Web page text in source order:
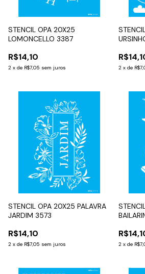
STENCIL OPA 20X25
LOMONCELLO 3387
R$14,10
2 x de R$7,05 sem juros 2 x de
STENCIL OPA 20X25 PALAVRA
JARDIM 3573
R$14,10
2 x de R$7,05 sem juros 2 x de